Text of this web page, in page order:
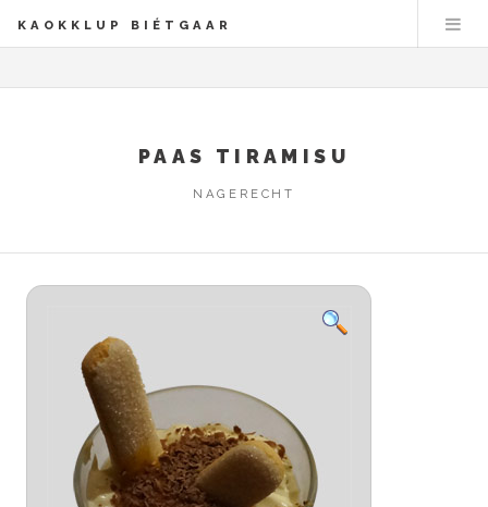
KAOKKLUP BIÉTGAAR
PAAS TIRAMISU
NAGERECHT